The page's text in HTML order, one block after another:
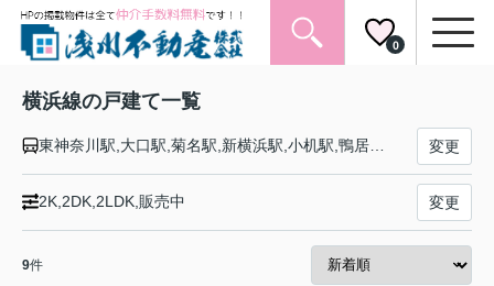
0
横浜線の戸建て一覧
変更
2K,2DK,2LDK,販売中 変更
9件